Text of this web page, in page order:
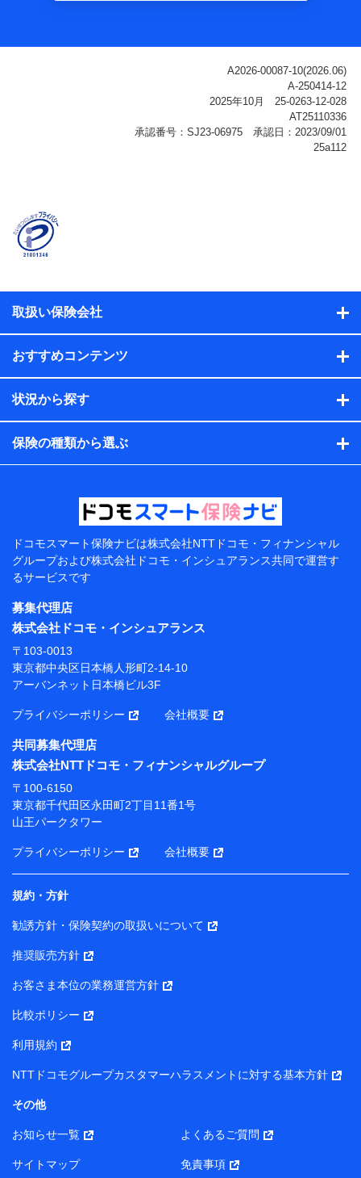
ご契約状態・ご利用履歴インターネット利用時の行動に
関する情報、アプリケーション利用時の行動に関する情
報、購入されたサービスや商品の名称・購入場所・決済
に関する情報、アンケートの回答に関する情報などが含
名、住所、生年月日、性別、保険契約者と被保険者の関
係、保険加入の目的、保険商品の内容、保険料、保険料
のお支払方法、車のメーカーや走行距離などの情報、建
ル内容や送信履歴の情報及び保険の更改案内等を提供し
保険契約情報
当社または株式会社NTTドコモ・フィナンシャルグルー
プが取得し、又は保有する保険契約に関する情報。例と
して、保険契約者及び被保険者の氏名、住所、生年月
日、性別、保険契約者と被保険者の関係、保険加入の目
的、保険商品の内容、保険料、保険料のお支払方法、車
のメーカーや走行距離などの情報、建物の構造や築年数
などの情報、ペットの種類や年齢などの情報などが含ま
提供当事者から受領当事者が個人データを取得する方法
電子的・電磁的方法等
【共同して利用する者の範囲】
当社
株式会社NTTドコモ・フィナンシャルグループ
【利用目的】
当社または株式会社NTTドコモ・フィナンシャルグルー
プが提供する保険関連サービスにおけるユーザー登録受
付および管理のため
当社または株式会社NTTドコモ・フィナンシャルグルー
携会社の保険その他に関する情報を提供するため、また
維持管理等の委託業務遂行のため、またそれらに付帯、
関連する当社または株式会社NTTドコモ・フィナンシャ
ルグループおよび提携会社のサービスを案内、提供する
ため
（各サービスで取得したサービス利用履歴、ウェブサイ
トの閲覧履歴、購買履歴、ご契約内容等のパーソナルデ
ータを分析して、お客さまの趣味・嗜好・傾向に応じた
サービス・商品等に関するご提案や広告の配信等を行う
ことがあります。）
各種セミナーの開催のため
コンサルティングサービスの実施のため
アンケートやキャンペーン等の実施のため
上記に係る案内・手続き・管理等付帯業務を行うため
所・代表者名】
り）
株式会社NTTドコモ・フィナンシャルグループ 代表取締役
社長 廣井 孝史
東京都中央区日本橋人形町2-14-10 アーバンネット日本橋
株式会社ドコモ・インシュアランス 代表取締役社長 吉
村 忠義
取扱い保険会社
おすすめコンテンツ
状況から探す
保険の種類から選ぶ
ドコモスマート保険ナビは株式会社NTTドコモ・フィナンシャル
グループおよび株式会社ドコモ・インシュアランス共同で運営す
るサービスです
募集代理店
株式会社ドコモ・インシュアランス
〒103-0013
東京都中央区日本橋人形町2-14-10
アーバンネット日本橋ビル3F
プライバシーポリシー 会社概要
共同募集代理店
株式会社NTTドコモ・フィナンシャルグループ
〒100-6150
東京都千代田区永田町2丁目11番1号
山王パークタワー
プライバシーポリシー 会社概要
規約・方針
勧誘方針・保険契約の取扱いについて
推奨販売方針
お客さま本位の業務運営方針
比較ポリシー
利用規約
NTTドコモグループカスタマーハラスメントに対する基本方針
その他
お知らせ一覧 よくあるご質問
サイトマップ 免責事項